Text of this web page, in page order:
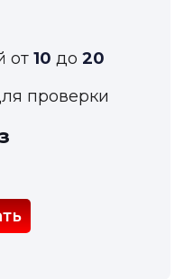
от 10 до 20
проверки